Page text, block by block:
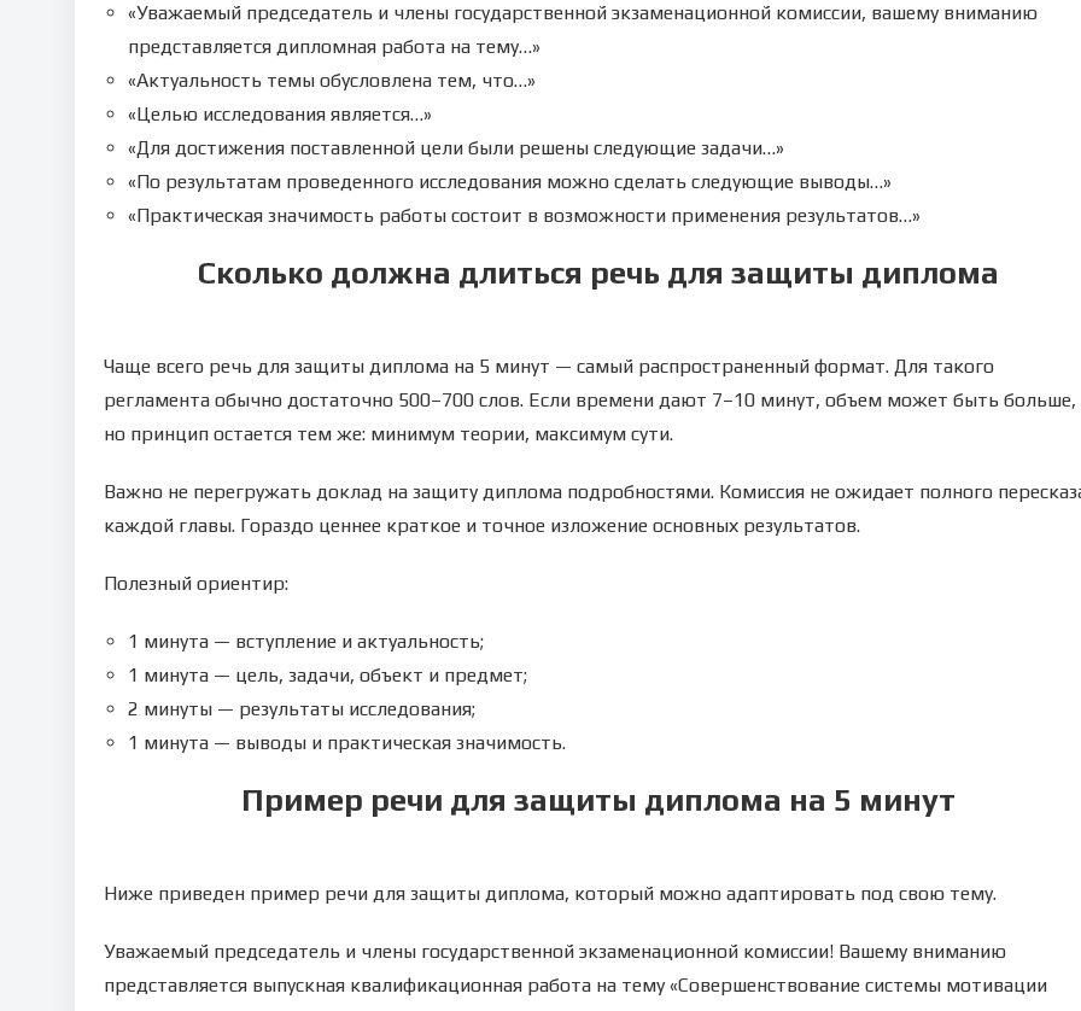
«Уважаемый председатель и члены государственной экзаменационной комиссии, вашему вниманию
представляется дипломная работа на тему…»
«Актуальность темы обусловлена тем, что…»
«Целью исследования является…»
«Для достижения поставленной цели были решены следующие задачи…»
«По результатам проведенного исследования можно сделать следующие выводы…»
«Практическая значимость работы состоит в возможности применения результатов…»
Сколько должна длиться речь для защиты диплома
Чаще всего речь для защиты диплома на 5 минут — самый распространенный формат. Для такого
регламента обычно достаточно 500–700 слов. Если времени дают 7–10 минут, объем может быть больше,
но принцип остается тем же: минимум теории, максимум сути.
Важно не перегружать доклад на защиту диплома подробностями. Комиссия не ожидает полного
каждой главы. Гораздо ценнее краткое и точное изложение основных результатов.
Полезный ориентир:
1 минута — вступление и актуальность;
1 минута — цель, задачи, объект и предмет;
2 минуты — результаты исследования;
1 минута — выводы и практическая значимость.
Пример речи для защиты диплома на 5 минут
Ниже приведен пример речи для защиты диплома, который можно адаптировать под свою тему.
Уважаемый председатель и члены государственной экзаменационной комиссии! Вашему вниманию
представляется выпускная квалификационная работа на тему «Совершенствование системы мотивации